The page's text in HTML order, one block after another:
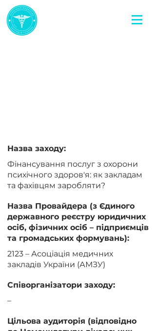
Назва заходу:
Фінансування послуг з охорони
психічного здоров'я: як закладам
та фахівцям заробляти?
Назва Провайдера (з Єдиного
державного реєстру юридичних
осіб, фізичних осіб – підприємців
та громадських формувань):
2123 – Асоціація медичних
закладів України (АМЗУ)
Співорганізатори заходу:
–
Цільова аудиторія (відповідно